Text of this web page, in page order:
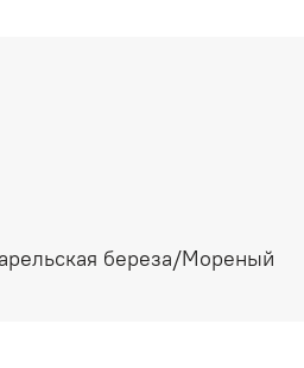
береза/Мореный